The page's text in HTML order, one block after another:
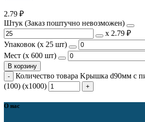
2.79 ₽
Штук (Заказ поштучно невозможен)
х 2.79 ₽
Упаковок (x 25 шт)
Мест (x 600 шт)
В корзину
Количество товара Kрышка d90мм с
(100) (х1000)
О нас